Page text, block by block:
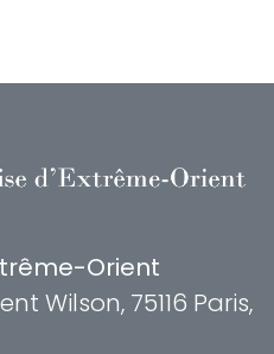
Orient
Wilson, 75116 Paris,